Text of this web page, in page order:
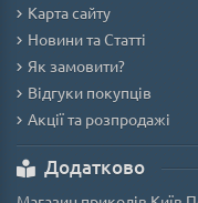
Карта сайту
Новини та Статті
Як замовити?
Відгуки покупців
Акції та розпродажі
Додатково